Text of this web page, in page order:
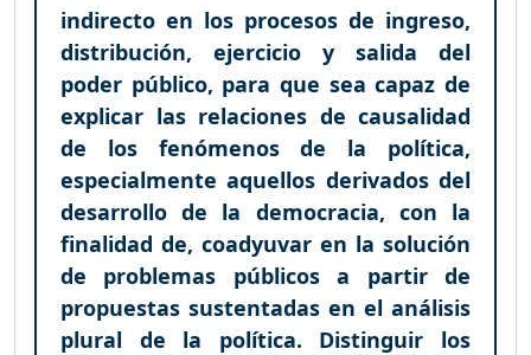
indirecto en los procesos de ingreso,
distribución, ejercicio y salida del
poder público, para que sea capaz de
explicar las relaciones de causalidad
de los fenómenos de la política,
especialmente aquellos derivados del
desarrollo de la democracia, con la
finalidad de, coadyuvar en la solución
de problemas públicos a partir de
propuestas sustentadas en el análisis
plural de la política. Distinguir los